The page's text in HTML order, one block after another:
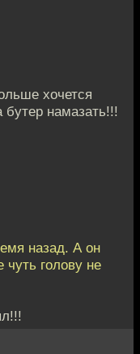
хочется
бутер намазать!!!
назад. А он
голову не